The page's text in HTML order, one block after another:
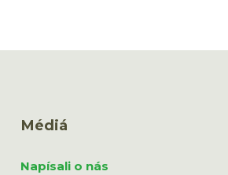
Médiá
Napísali o nás